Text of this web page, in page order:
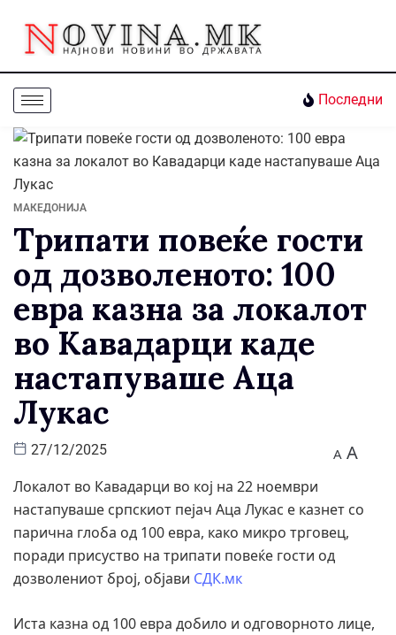
Последни
МАКЕДОНИЈА
Трипати повеќе гости
од дозволеното: 100
евра казна за локалот
во Кавадарци каде
настапуваше Аца
Лукас
27/12/2025 A A
Локалот во Кавадарци во кој на 22 ноември
настапуваше српскиот пејач Аца Лукас е казнет со
парична глоба од 100 евра, како микро трговец,
поради присуство на трипати повеќе гости од
дозволениот број, објави СДК.мк
Иста казна од 100 евра добило и одговорното лице,